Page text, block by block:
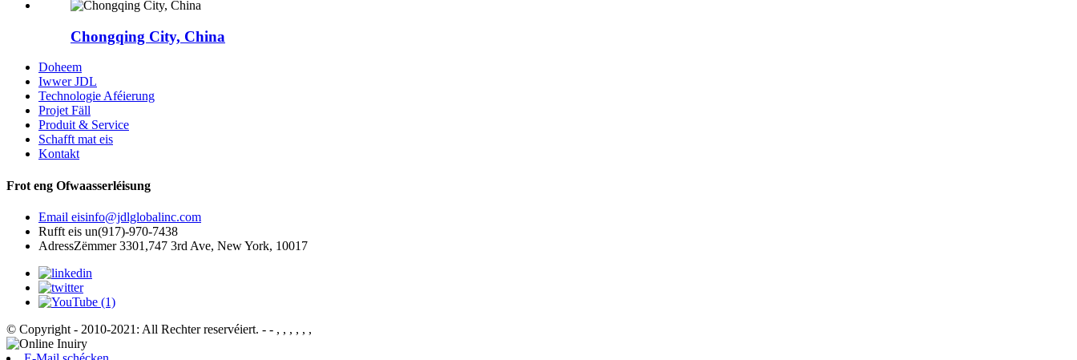
Chongqing City, China
Doheem
Iwwer JDL
Technologie Aféierung
Projet Fäll
Produit & Service
Schafft mat eis
Kontakt
Frot eng Ofwaasserléisung
Email eisinfo@jdlglobalinc.com
Rufft eis un(917)-970-7438
AdressZëmmer 3301,747 3rd Ave, New York, 10017
© Copyright - 2010-2021: All Rechter reservéiert. - - , , , , , ,